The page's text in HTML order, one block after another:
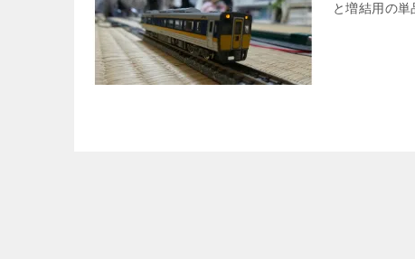
と増結用の